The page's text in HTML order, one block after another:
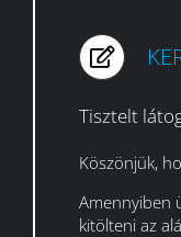
Tisztelt
Köszönjük,
Amennyiben
kitölteni az